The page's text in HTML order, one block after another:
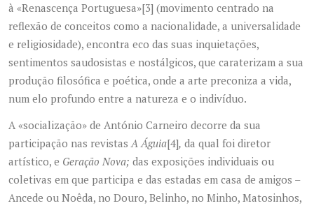
à «Renascença Portuguesa»[3] (movimento centrado na
reflexão de conceitos como a nacionalidade, a universalidade
e religiosidade), encontra eco das suas inquietações,
sentimentos saudosistas e nostálgicos, que caraterizam a sua
produção filosófica e poética, onde a arte preconiza a vida,
num elo profundo entre a natureza e o indivíduo.
A «socialização» de António Carneiro decorre da sua
participação nas revistasA Águia[4], da qual foi diretor
artístico, e Geração Nova; das exposições individuais ou
coletivas em que participa e das estadas em casa de amigos –
Ancede ou Noêda, no Douro, Belinho, no Minho, Matosinhos,